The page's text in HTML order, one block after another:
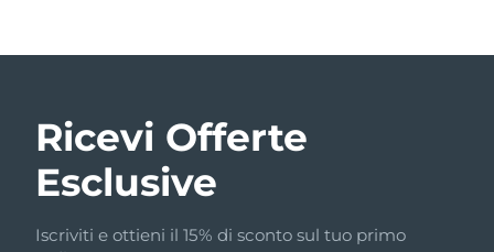
Ricevi Offerte
Esclusive
Iscriviti e ottieni il 15% di sconto sul tuo primo